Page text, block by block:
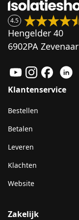
4.5
Hengelder 40
6902PA Zevenaar
Klantenservice
Bestellen
Betalen
Leveren
Klachten
Website
Zakelijk